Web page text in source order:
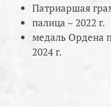
Патриаршая
палица – 2022 г.
медаль Ордена
2024 г.